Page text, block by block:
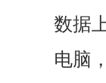
数据
电脑